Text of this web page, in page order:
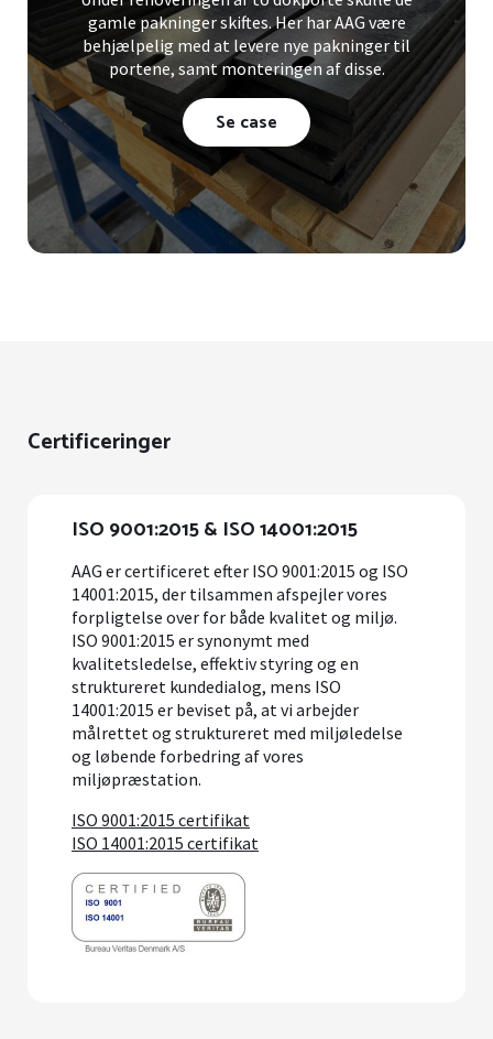
gamle pakninger skiftes. Her har AAG være
behjælpelig med at levere nye pakninger til
portene, samt monteringen af disse.
Se case
Certificeringer
ISO 9001:2015 & ISO 14001:2015
AAG er certificeret efter ISO 9001:2015 og ISO
14001:2015, der tilsammen afspejler vores
forpligtelse over for både kvalitet og miljø.
ISO 9001:2015 er synonymt med
kvalitetsledelse, effektiv styring og en
struktureret kundedialog, mens ISO
14001:2015 er beviset på, at vi arbejder
målrettet og struktureret med miljøledelse
og løbende forbedring af vores
miljøpræstation.
ISO 9001:2015 certifikat
ISO 14001:2015 certifikat